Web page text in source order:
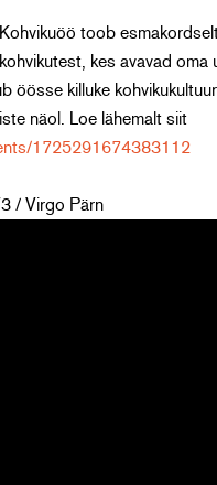
toob
kes avavad oma
öösse killuke
näol. Loe lähemalt siit
1725291674383112
/ Virgo Pärn